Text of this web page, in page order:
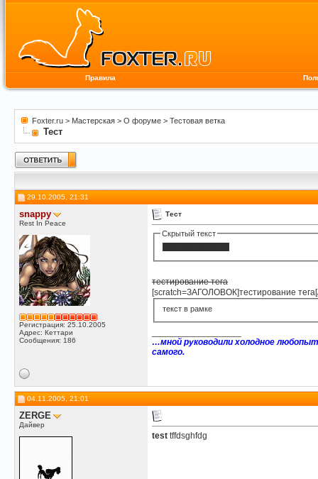
Правила
Foxter.ru > Мастерская > О форуме > Тестовая ветка
Тест
29.10.2005, 21:31
snappy
Rest In Peace
Регистрация: 25.10.2005
Адрес: Кеттари
Сообщения: 186
Тест
Скрытый текст
тестирование тега
[scratch=ЗАГОЛОВОК]тестирование
текст в рамке
…мной руководили холодное
самого.
04.11.2005, 21:01
ZERGE
Дайвер
test tffdsghfdg